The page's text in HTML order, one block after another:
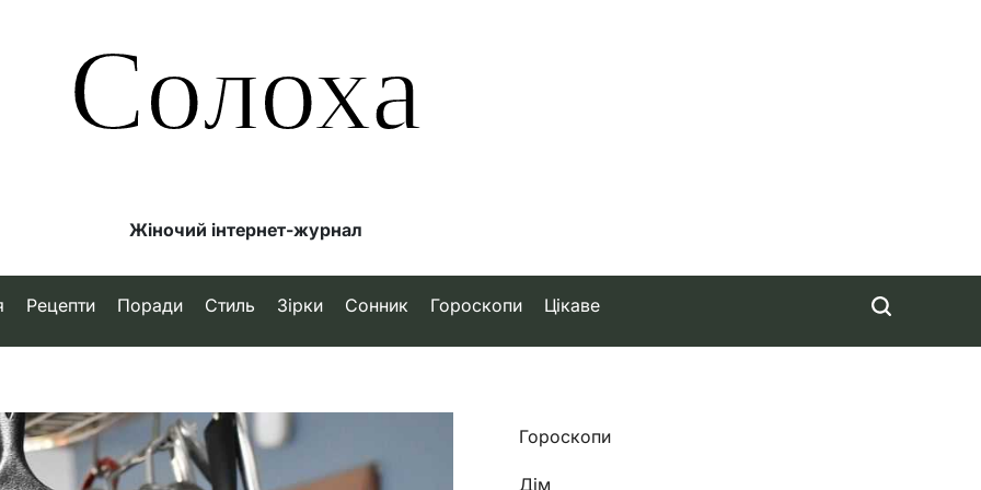
Солоха
Жіночий інтернет-журнал
Рецепти Поради Стиль Зірки Сонник Гороскопи Цікаве
Гороскопи
Дім